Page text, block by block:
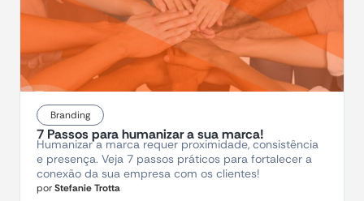
Branding
7 Passos para humanizar a sua marca!
Humanizar a marca requer proximidade, consistência
e presença. Veja 7 passos práticos para fortalecer a
conexão da sua empresa com os clientes!
porStefanie Trotta